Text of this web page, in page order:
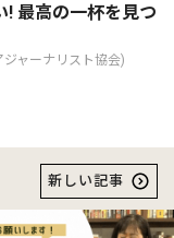
! 最高の一杯を見つ
ャーナリスト協会)
新しい記事